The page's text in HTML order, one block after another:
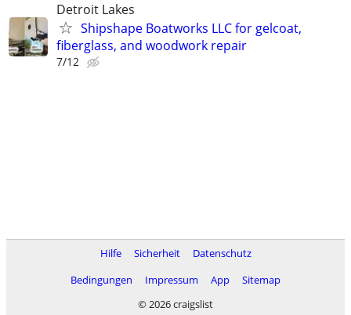
Detroit Lakes
Shipshape Boatworks LLC for gelcoat,
fiberglass, and woodwork repair
7/12
Hilfe Sicherheit
Datenschutz
Bedingungen
Impressum App
Sitemap
© 2026 craigslist